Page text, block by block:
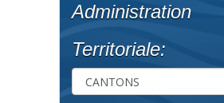
Administration
Territoriale: